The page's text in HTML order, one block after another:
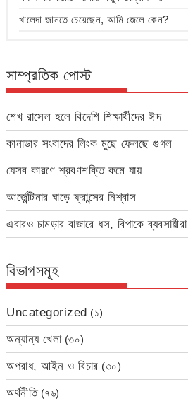
খালেদা জানতে চেয়েছেন, আমি জেলে কেন?
সাম্প্রতিক পোস্ট
শেখ রাসেল হলে বিদেশি শিক্ষার্থীদের ঈদ
কানাডার সংবাদের লিংক মুছে ফেলছে গুগল
যেসব কারণে শ্রবণশক্তি কমে যায়
আর্জেন্টিনার ঘাড়ে ফ্রান্সের নিশ্বাস
এবারও চামড়ার বাজারে ধস, বিপাকে ব্যবসায়ীরা
বিভাগসমূহ
Uncategorized (১)
অন্যান্য খেলা(৩০)
অপরাধ, আইন ও বিচার (৩০)
অর্থনীতি(৭৬)